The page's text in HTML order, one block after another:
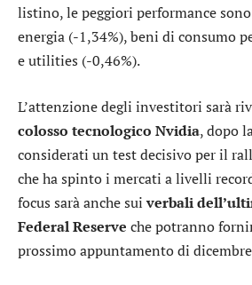
listino, le peggiori performance
energia (-1,34%),beni di consumo
eutilities (-0,46%).
L’attenzione degli investitori sarà
colosso tecnologico Nvidia, dopo
considerati un test decisivo per il
che ha spinto i mercati a livelli
focus sarà anche suiverbali
Federal Reserve che potranno
prossimo appuntamento di